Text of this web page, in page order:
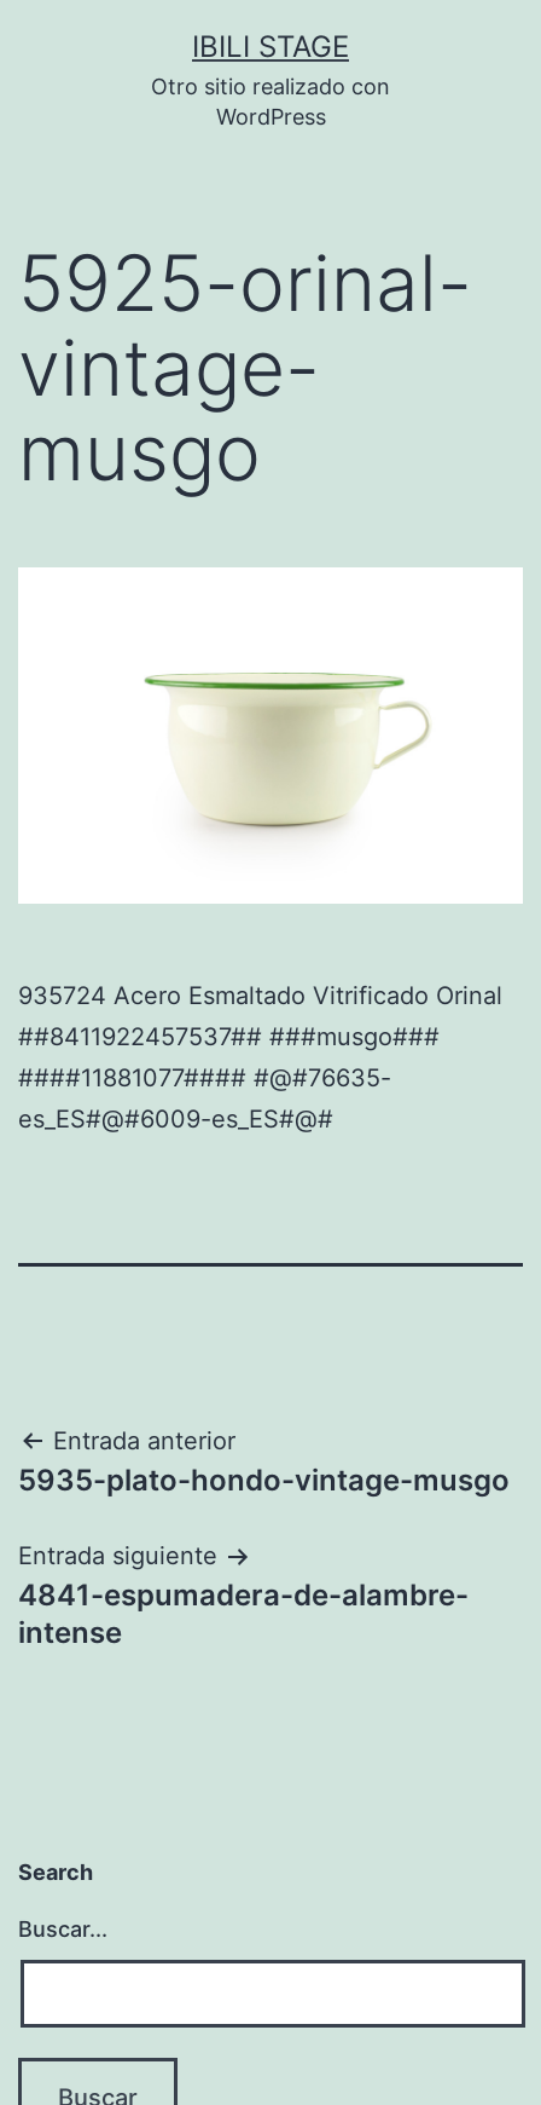
IBILI STAGE
Otro sitio realizado con
WordPress
5925-orinal-
vintage-
musgo
935724 Acero Esmaltado Vitrificado Orinal
##8411922457537## ###musgo###
####11881077#### #@#76635-
es_ES#@#6009-es_ES#@#
Navegación
de
entradas
Entrada anterior
5935-plato-hondo-vintage-musgo
Entrada siguiente
4841-espumadera-de-alambre-
intense
Search
Buscar...